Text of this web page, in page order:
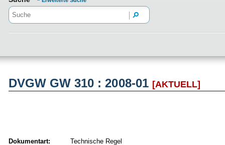
DVGW GW 310 : 2008-01 [AKTUELL]
Dokumentart:
Technische Regel